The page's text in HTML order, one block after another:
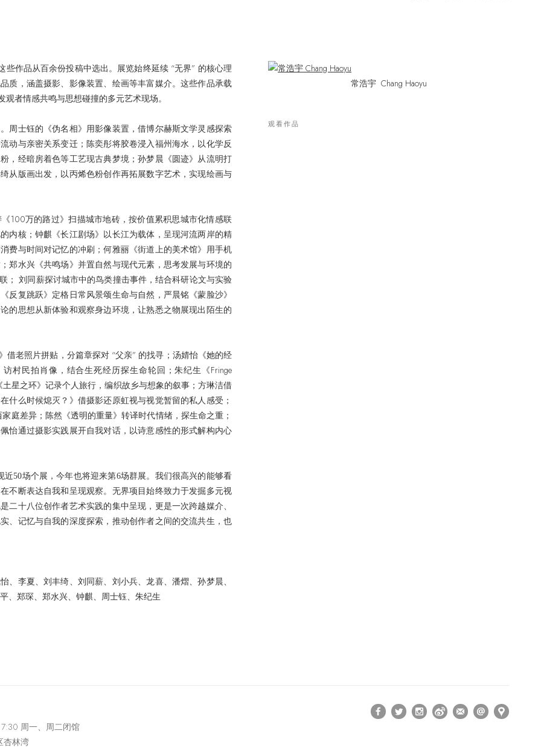
常浩宇 Chang Haoyu
观看作品
作品从百余份投稿中选出。展览始终延续 “无界” 的核心理
质，涵盖摄影、影像装置、绘画等丰富媒介。这些作品承载
者情感共鸣与思想碰撞的多元艺术现场。
周士钰的《伪名相》用影像装置，借博尔赫斯文学灵感探索
动与亲密关系变迁；陈奕彤将胶卷浸入福州海水，以化学反
，经暗房着色等工艺现古典梦境；孙梦晨《圆迹》从流明打
从版画出发，以丙烯色粉创作再拓展数字艺术，实现绘画与
100万的路过》扫描城市地砖，按价值累积思城市化情感联
内核；钟麒《长江剧场》以长江为载体，呈现河流两岸的精
费与时间对记忆的冲刷；何雅丽《街道上的美术馆》用手机
郑水兴《共鸣场》并置自然与现代元素，思考发展与环境的
； 刘同薪探讨城市中的鸟类撞击事件，结合科研论文与实验
复跳跃》定格日常风景颂生命与自然，严晨铭《蒙脸沙》
的思想从新体验和观察身边环境，让熟悉之物展现出陌生的
借老照片拼贴，分篇章探对 “父亲” 的找寻；汤婧怡《她的经
村民拍肖像，结合生死经历探生命轮回；朱纪生《Fringe
星之环》记录个人旅行，编织故乡与想象的叙事；方琳洁借
么时候熄灭？》借摄影还原虹视与视觉暂留的私人感受；
庭差异；陈然《透明的重量》转译时代情绪，探生命之重；
怡通过摄影实践展开自我对话，以诗意感性的形式解构内心
50场个展，今年也将迎来第6场群展。我们很高兴的能够看
不断表达自我和呈现观察。无界项目始终致力于发掘多元视
二十八位创作者艺术实践的集中呈现，更是一次跨越媒介、
、记忆与自我的深度探索，推动创作者之间的交流共生，也
李夏、刘丰绮、刘同薪、刘小兵、龙喜、潘熠、孙梦晨、
、郑琛、郑水兴、钟麒、周士钰、朱纪生
周一、周二闭馆
杏林湾